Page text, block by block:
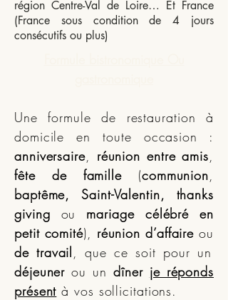
région Centre-Val de Loire… Et France
(France sous condition de 4 jours
consécutifs ou plus)
Une formule de restauration à
domicile en toute occasion :
anniversaire, réunion entre amis,
fête de famille(communion,
baptême, Saint-Valentin, thanks
giving ou mariage célébré en
petit comité), réunion d’affaireou
de travail, que ce soit pour un
déjeunerou undîner je réponds
présent à vos sollicitations.